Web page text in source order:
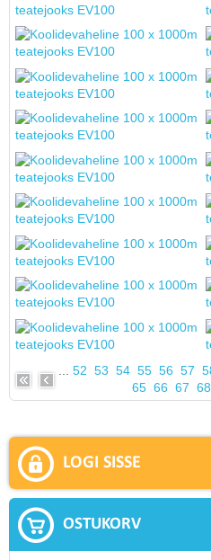
52 53 54 55 56 57
65 66 67 68
LOGI SISSE
OSTUKORV